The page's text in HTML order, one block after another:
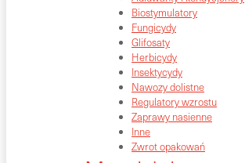
Biostymulatory
Fungicydy
Glifosaty
Herbicydy
Insektycydy
Nawozy dolistne
Regulatory wzrostu
Zaprawy nasienne
Inne
Zwrot opakowań